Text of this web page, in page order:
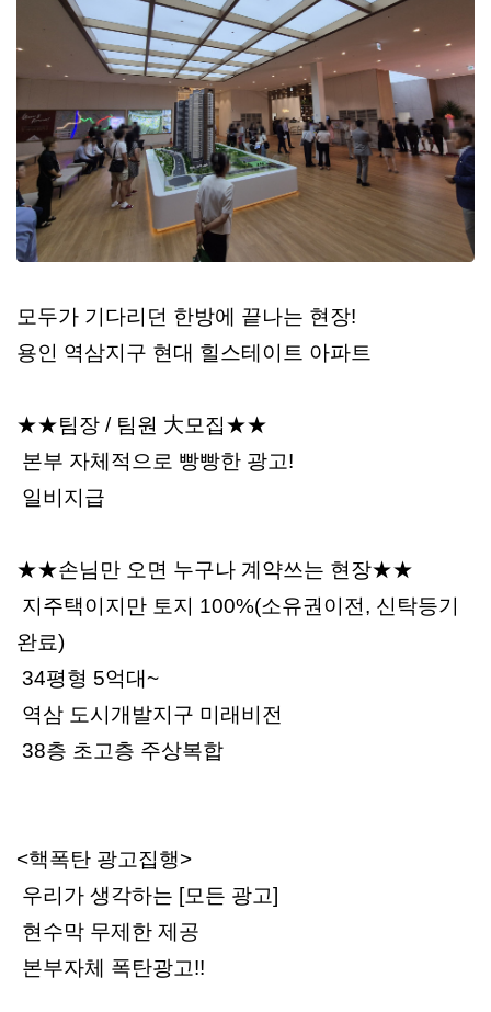
모두가 기다리던 한방에 끝나는 현장!
용인 역삼지구 현대 힐스테이트 아파트
★★팀장 / 팀원 大모집★★
본부 자체적으로 빵빵한 광고!
일비지급
★★손님만 오면 누구나 계약쓰는 현장★★
지주택이지만 토지 100%(소유권이전, 신탁등기
완료)
34평형 5억대~
역삼 도시개발지구 미래비전
38층 초고층 주상복합
<핵폭탄 광고집행>
우리가 생각하는 [모든 광고]
현수막 무제한 제공
본부자체 폭탄광고!!